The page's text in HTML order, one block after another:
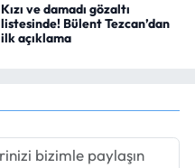
Kızı ve damadı gözaltı
listesinde! Bülent Tezcan’dan
ilk açıklama